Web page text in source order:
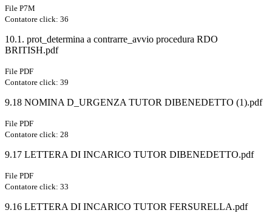
File P7M
Contatore click: 36
10.1. prot_determina a contrarre_avvio procedura RDO
BRITISH.pdf
File PDF
Contatore click: 39
9.18 NOMINA D_URGENZA TUTOR DIBENEDETTO (1).pdf
File PDF
Contatore click: 28
9.17 LETTERA DI INCARICO TUTOR DIBENEDETTO.pdf
File PDF
Contatore click: 33
9.16 LETTERA DI INCARICO TUTOR FERSURELLA.pdf